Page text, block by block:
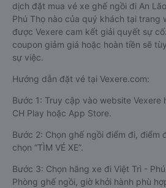
dịch đặt mua vé xe ghế ngồi đi An
Phú Thọ nào của quý khách tại trang
được Vexere cam kết giải quyết sự
coupon giảm giá hoặc hoàn tiền sẽ
sự việc.
Hướng dẫn đặt vé tại Vexere.com:
Bước 1: Truy cập vào website Vexere
CH Play hoặc App Store.
Bước 2: Chọn ghế ngồi điểm đi, điểm
chọn “TÌM VÉ XE”.
Bước 3: Chọn hãng xe đi Việt Trì -
Phòng ghế ngồi, giờ khởi hành phù